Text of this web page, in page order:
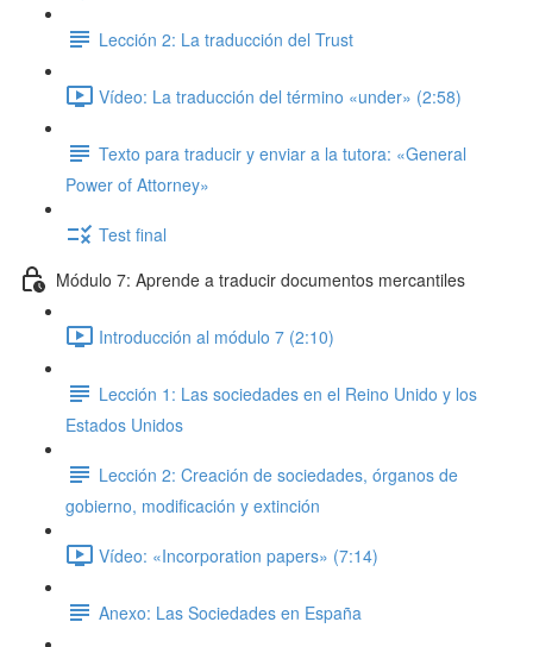
Lección 2: La traducción del Trust
Vídeo: La traducción del término «under» (2:58)
Texto para traducir y enviar a la tutora: «General
Power of Attorney»
Test final
Módulo 7: Aprende a traducir documentos mercantiles
Introducción al módulo 7 (2:10)
Lección 1: Las sociedades en el Reino Unido y los
Estados Unidos
Lección 2: Creación de sociedades, órganos de
gobierno, modificación y extinción
Vídeo: «Incorporation papers» (7:14)
Anexo: Las Sociedades en España